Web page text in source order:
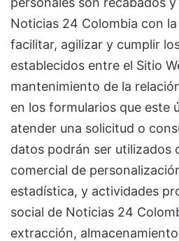
Noticias 24 Colombia con
facilitar, agilizar y cumplir
establecidos entre el Sitio
mantenimiento de la
en los formularios que este
atender una solicitud o
datos podrán ser utilizados
comercial de
estadística, y actividades
social de Noticias 24
extracción,